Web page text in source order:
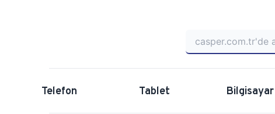
Telefon Tablet Bilgisayar